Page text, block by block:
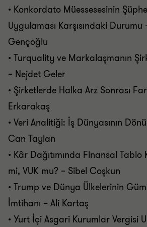
• Konkordato Müessesesinin
Uygulaması Karşısındaki Durumu
Gençoğlu
• Turquality ve Markalaşmanın
– Nejdet Geler
• Şirketlerde Halka Arz Sonrası
Erkarakaş
• Veri Analitiği: İş Dünyasının
Can Taylan
• Kâr Dağıtımında Finansal Tablo
mi, VUK mu? – Sibel Coşkun
• Trump ve Dünya Ülkelerinin
İmtihanı – Ali Kartaş
• Yurt İçi Asgari Kurumlar Vergisi